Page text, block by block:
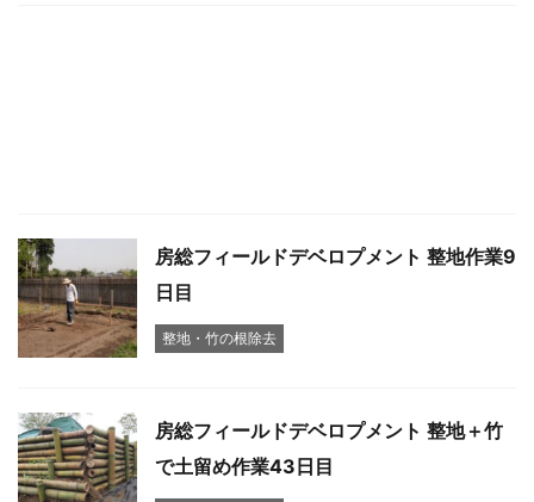
房総フィールドデベロプメント 整地作業9
日目
整地・竹の根除去
房総フィールドデベロプメント 整地＋竹
で土留め作業43日目